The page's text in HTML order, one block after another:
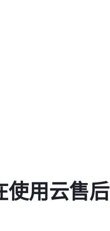
使用云售后